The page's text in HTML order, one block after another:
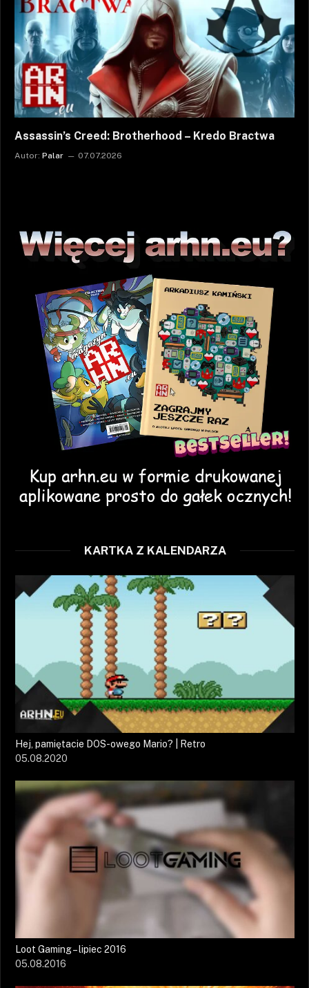
Assassin’s Creed: Brotherhood – Kredo Bractwa
Autor: Palar 07.07.2026
KARTKA Z KALENDARZA
Hej, pamiętacie DOS-owego Mario? | Retro
05.08.2020
Loot Gaming – lipiec 2016
05.08.2016